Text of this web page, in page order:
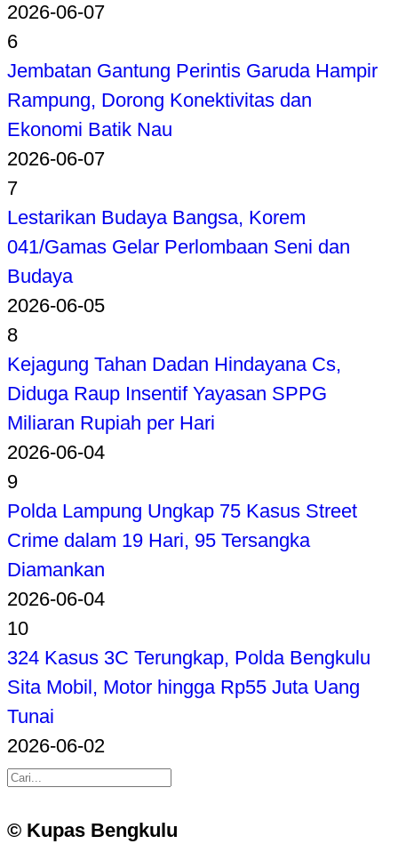
2026-06-07
6
Jembatan Gantung Perintis Garuda Hampir
Rampung, Dorong Konektivitas dan
Ekonomi Batik Nau
2026-06-07
7
Lestarikan Budaya Bangsa, Korem
041/Gamas Gelar Perlombaan Seni dan
Budaya
2026-06-05
8
Kejagung Tahan Dadan Hindayana Cs,
Diduga Raup Insentif Yayasan SPPG
Miliaran Rupiah per Hari
2026-06-04
9
Polda Lampung Ungkap 75 Kasus Street
Crime dalam 19 Hari, 95 Tersangka
Diamankan
2026-06-04
10
324 Kasus 3C Terungkap, Polda Bengkulu
Sita Mobil, Motor hingga Rp55 Juta Uang
Tunai
2026-06-02
© Kupas Bengkulu